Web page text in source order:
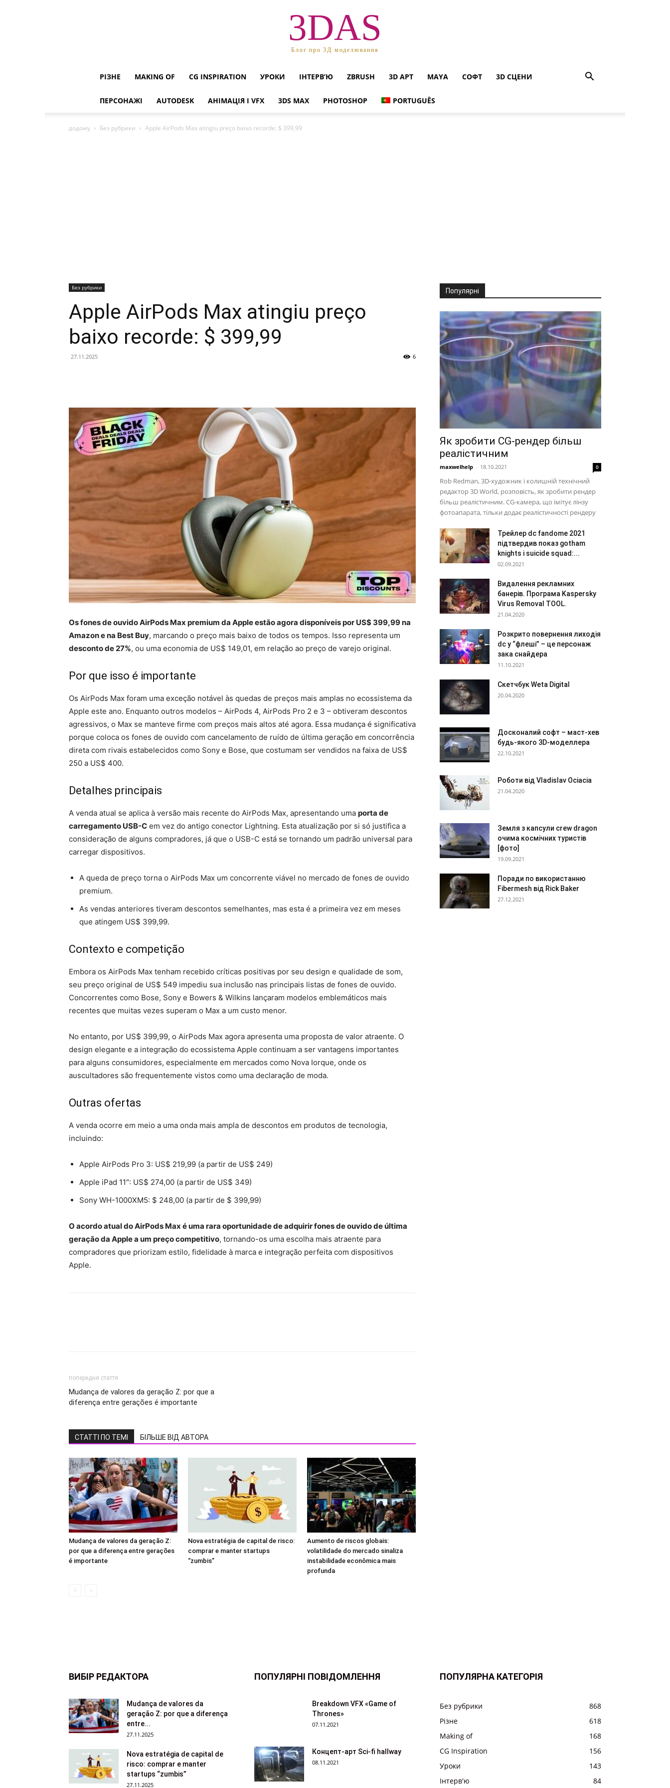
3DAS
Блог про 3Д моделювання
РІЗНЕ MAKING OF CG INSPIRATION УРОКИ ІНТЕРВ’Ю ZBRUSH 3D АРТ MAYA СОФТ 3D СЦЕНИ
ПЕРСОНАЖІ AUTODESK АНІМАЦІЯ І VFX 3DS MAX PHOTOSHOP PORTUGUÊS
додому Без рубрики Apple AirPods Max atingiu preço baixo recorde: $ 399,99
Без рубрики
Apple AirPods Max atingiu preço
baixo recorde: $ 399,99
27.11.2025 6
Os fones de ouvido AirPods Max premium da Apple estão agora disponíveis por US$ 399,99 na
Amazon e na Best Buy, marcando o preço mais baixo de todos os tempos. Isso representa um
desconto de 27%, ou uma economia de US$ 149,01, em relação ao preço de varejo original.
Por que isso é importante
Os AirPods Max foram uma exceção notável às quedas de preços mais amplas no ecossistema da
Apple este ano. Enquanto outros modelos – AirPods 4, AirPods Pro 2 e 3 – obtiveram descontos
agressivos, o Max se manteve firme com preços mais altos até agora. Essa mudança é significativa
porque coloca os fones de ouvido com cancelamento de ruído de última geração em concorrência
direta com rivais estabelecidos como Sony e Bose, que costumam ser vendidos na faixa de US$
250 a US$ 400.
Detalhes principais
A venda atual se aplica à versão mais recente do AirPods Max, apresentando uma porta de
carregamento USB-C em vez do antigo conector Lightning. Esta atualização por si só justifica a
consideração de alguns compradores, já que o USB-C está se tornando um padrão universal para
carregar dispositivos.
A queda de preço torna o AirPods Max um concorrente viável no mercado de fones de ouvido
premium.
As vendas anteriores tiveram descontos semelhantes, mas esta é a primeira vez em meses
que atingem US$ 399,99.
Contexto e competição
Embora os AirPods Max tenham recebido críticas positivas por seu design e qualidade de som,
seu preço original de US$ 549 impediu sua inclusão nas principais listas de fones de ouvido.
Concorrentes como Bose, Sony e Bowers & Wilkins lançaram modelos emblemáticos mais
recentes que muitas vezes superam o Max a um custo menor.
No entanto, por US$ 399,99, o AirPods Max agora apresenta uma proposta de valor atraente. O
design elegante e a integração do ecossistema Apple continuam a ser vantagens importantes
para alguns consumidores, especialmente em mercados como Nova Iorque, onde os
auscultadores são frequentemente vistos como uma declaração de moda.
Outras ofertas
A venda ocorre em meio a uma onda mais ampla de descontos em produtos de tecnologia,
incluindo:
Apple AirPods Pro 3: US$ 219,99 (a partir de US$ 249)
Apple iPad 11″: US$ 274,00 (a partir de US$ 349)
Sony WH-1000XM5: $ 248,00 (a partir de $ 399,99)
O acordo atual do AirPods Max é uma rara oportunidade de adquirir fones de ouvido de última
geração da Apple a um preço competitivo, tornando-os uma escolha mais atraente para
compradores que priorizam estilo, fidelidade à marca e integração perfeita com dispositivos
Apple.
попередня стаття
Mudança de valores da geração Z: por que a
diferença entre gerações é importante
СТАТТІ ПО ТЕМІ БІЛЬШЕ ВІД АВТОРА
Mudança de valores da geração Z:
por que a diferença entre gerações
é importante
Nova estratégia de capital de risco:
comprar e manter startups
“zumbis”
Aumento de riscos globais:
volatilidade do mercado sinaliza
instabilidade econômica mais
profunda
Популярні
Як зробити CG-рендер більш
реалістичним
maxwelhelp - 18.10.2021 0
Rob Redman, 3D-художник і колишній технічний
редактор 3D World, розповість, як зробити рендер
більш реалістичним. CG-камера, що імітує лінзу
фотоапарата, тільки додає реалістичності рендеру
Трейлер dc fandome 2021
підтвердив показ gotham
knights і suicide squad:...
02.09.2021
Видалення рекламних
банерів. Програма Kaspersky
Virus Removal TOOL.
21.04.2020
Розкрито повернення лиходія
dc у “флеші” – це персонаж
зака снайдера
11.10.2021
Скетчбук Weta Digital
20.04.2020
Досконалий софт – маст-хев
будь-якого 3D-моделлера
22.10.2021
Роботи від Vladislav Ociacia
21.04.2020
Земля з капсули crew dragon
очима космічних туристів
[фото]
19.09.2021
Поради по використанню
Fibermesh від Rick Baker
27.12.2021
ВИБІР РЕДАКТОРА
Mudança de valores da
geração Z: por que a diferença
entre...
27.11.2025
Nova estratégia de capital de
risco: comprar e manter
startups “zumbis”
27.11.2025
ПОПУЛЯРНІ ПОВІДОМЛЕННЯ
Breakdown VFX «Game of
Thrones»
07.11.2021
Концепт-арт Sci-fi hallway
08.11.2021
ПОПУЛЯРНА КАТЕГОРІЯ
Без рубрики
868
Різне
618
Making of
168
CG Inspiration
156
Уроки
143
Інтерв'ю
84